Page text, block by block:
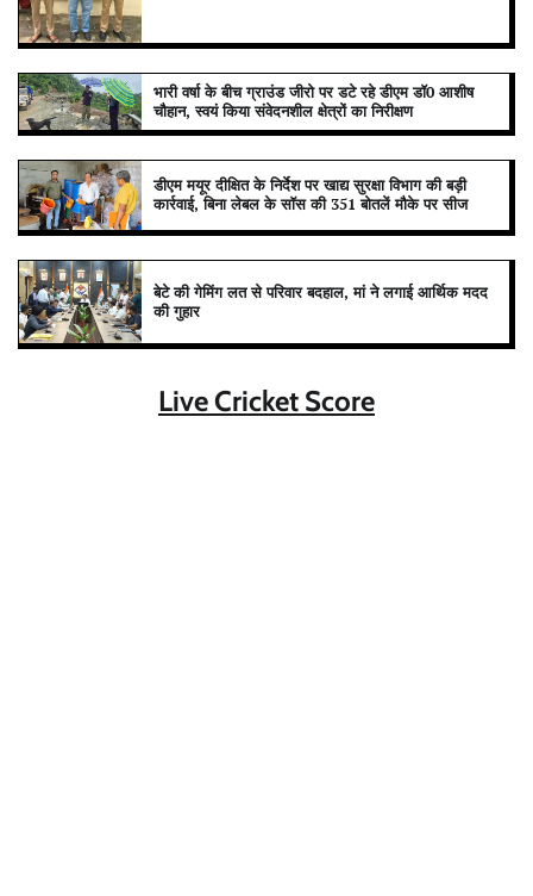
भारी वर्षा के बीच ग्राउंड जीरो पर डटे रहे डीएम डॉ0 आशीष
चौहान, स्वयं किया संवेदनशील क्षेत्रों का निरीक्षण
डीएम मयूर दीक्षित के निर्देश पर खाद्य सुरक्षा विभाग की बड़ी
कार्रवाई, बिना लेबल के सॉस की 351 बोतलें मौके पर सीज
बेटे की गेमिंग लत से परिवार बदहाल, मां ने लगाई आर्थिक मदद
की गुहार
Live Cricket Score